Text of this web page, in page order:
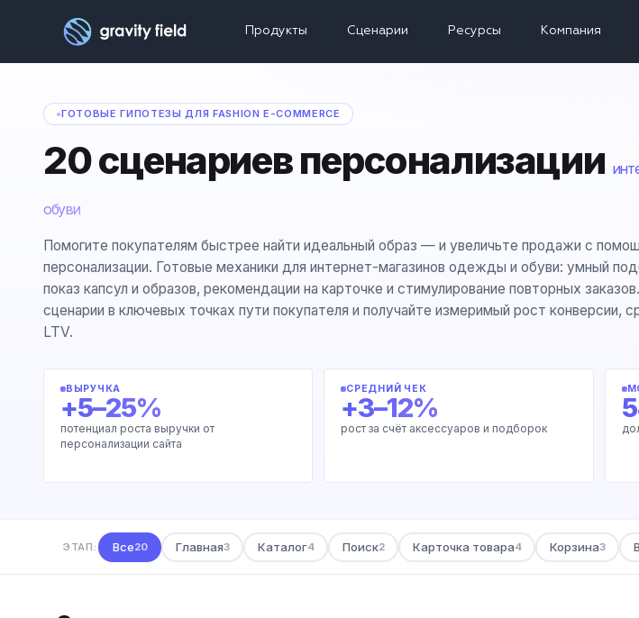
Продукты Сценарии Ресурсы Компания
ГОТОВЫЕ ГИПОТЕЗЫ ДЛЯ FASHION E-COMMERCE
20 сценариев персонализации
обуви
Помогите покупателям быстрее найти идеальный образ — и увеличьте продажи с
персонализации. Готовые механики для интернет-магазинов одежды и обуви: умный
показ капсул и образов, рекомендации на карточке и стимулирование повторных
сценарии в ключевых точках пути покупателя и получайте измеримый рост конверсии,
LTV.
ВЫРУЧКА
+5–25%
потенциал роста выручки от
персонализации сайта
СРЕДНИЙ ЧЕК
+3–12%
рост за счёт аксессуаров и подборок
ЭТАП: Все20 Главная3 Каталог4 Поиск2 Карточка товара4 Корзина3